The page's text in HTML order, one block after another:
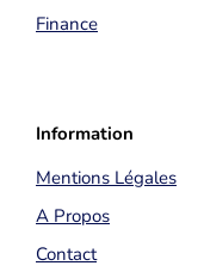
Finance
Information
Mentions Légales
A Propos
Contact